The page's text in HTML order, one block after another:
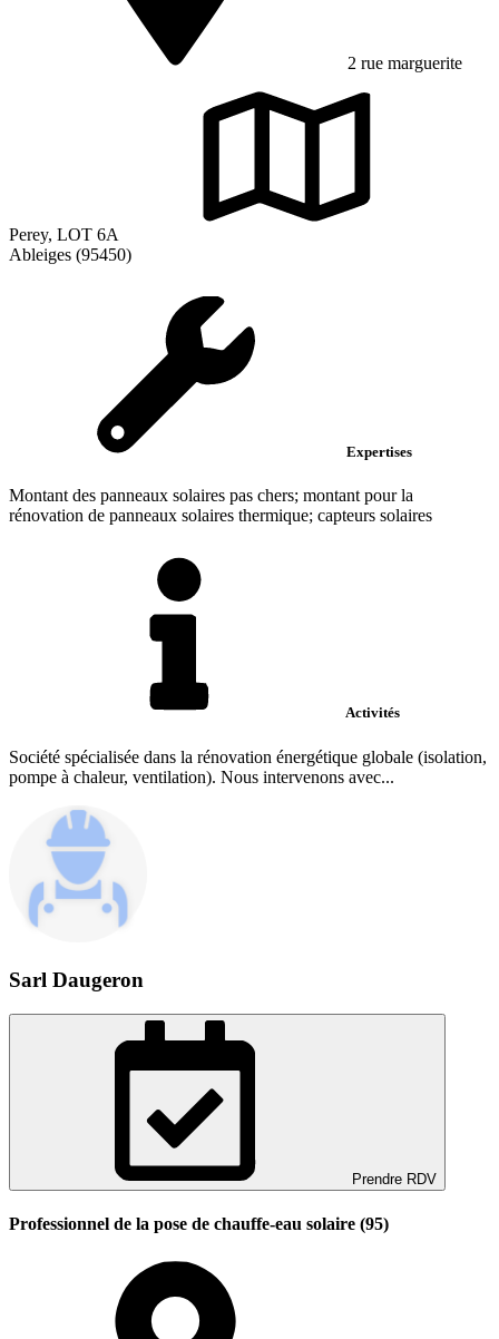
2 rue marguerite
Perey, LOT 6A
Ableiges (95450)
Expertises
Montant des panneaux solaires pas chers; montant pour la
rénovation de panneaux solaires thermique; capteurs solaires
Activités
Société spécialisée dans la rénovation énergétique globale (isolation,
pompe à chaleur, ventilation). Nous intervenons avec...
Sarl Daugeron
Prendre RDV
Professionnel de la pose de chauffe-eau solaire (95)